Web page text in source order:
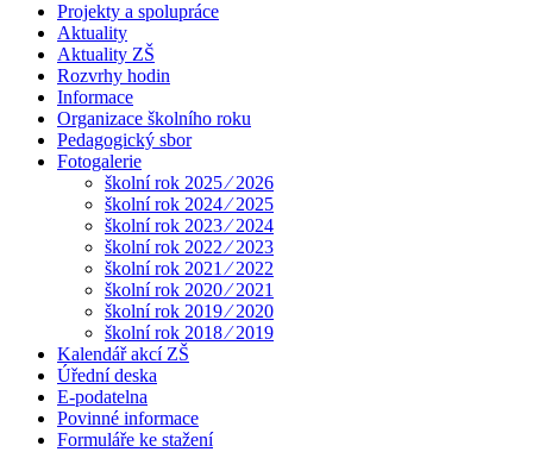
Projekty a spolupráce
Aktuality
Aktuality ZŠ
Rozvrhy hodin
Informace
Organizace školního roku
Pedagogický sbor
Fotogalerie
školní rok 2025 ⁄ 2026
školní rok 2024 ⁄ 2025
školní rok 2023 ⁄ 2024
školní rok 2022 ⁄ 2023
školní rok 2021 ⁄ 2022
školní rok 2020 ⁄ 2021
školní rok 2019 ⁄ 2020
školní rok 2018 ⁄ 2019
Kalendář akcí ZŠ
Úřední deska
E-podatelna
Povinné informace
Formuláře ke stažení